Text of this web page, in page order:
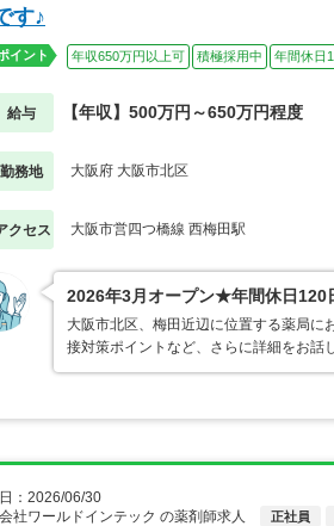
す♪
イント 年収650万円以上可 積極採用中 年間休日
給与 【年収】500万円～650万円程度
勤務地 大阪府 大阪市北区
クセス 大阪市営四つ橋線 西梅田駅
2026年3月オープン★年間休日120
大阪市北区、梅田近辺に位置する薬局に
接対策ポイントなど、さらに詳細をお話
：2026/06/30
社ワールドインテック の薬剤師求人
正社員